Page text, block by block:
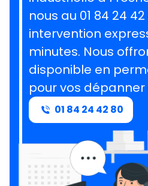
nous au 01 84 24
intervention
minutes. Nous
disponible en
pour vos
01 84 24 42 80